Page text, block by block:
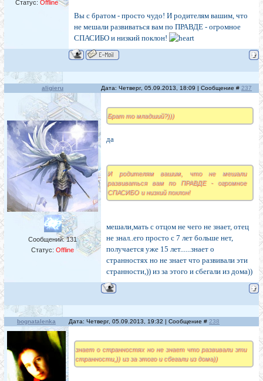
Статус: Offline
Вы с братом - просто чудо! И родителям вашим, что
не мешали развиваться вам по ПРАВДЕ - огромное
СПАСИБО и низкий поклон!
aligieru Дата: Четверг, 05.09.2013, 18:09 | Сообщение # 237
Сообщений:131
Статус: Offline
Брат то младший?)))
да
И родителям вашим, что не мешали
развиваться вам по ПРАВДЕ - огромное
СПАСИБО и низкий поклон!
мешали,мать с отцом не чего не знает, отец
не знал..его просто с 7 лет больше нет,
получается уже 15 лет......знает о
странностях но не знает что развивали эти
странности,)) из за этого и сбегали из дома))
bognatalenka Дата: Четверг, 05.09.2013, 19:32 | Сообщение # 238
знает о странностях но не знает что развивали эти
странности,)) из за этого и сбегали из дома))